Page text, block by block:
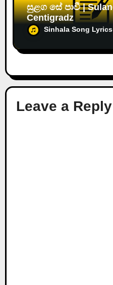
සුළග සේ පාවී | Sulanga Se Paawee by
Centigradz
Sinhala Song Lyrics
Leave a Reply